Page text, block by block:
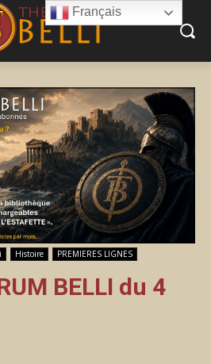
Histoire PREMIERES LIGNES
BELLI du 4
Français